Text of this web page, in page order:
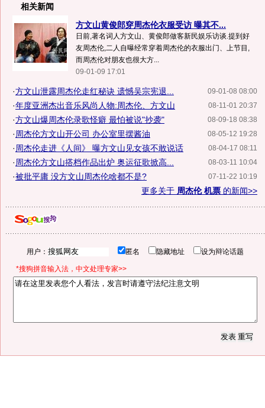
相关新闻
方文山黄俊郎穿周杰伦衣服受访 曝其不...
日前,著名词人方文山、黄俊郎做客新民娱乐访谈.提到好
友周杰伦,二人自曝经常穿着周杰伦的衣服出门、上节目,
而周杰伦对朋友也很大方...
09-01-09 17:01
09-01-08 08:00
·方文山泄露周杰伦走红秘诀 遗憾吴宗宪退...
08-11-01 20:37
·年度亚洲杰出音乐风尚人物:周杰伦、方文山
08-09-18 08:38
·方文山爆周杰伦录歌怪癖 最怕被说"抄袭"
08-05-12 19:28
· 周杰伦方文山开公司 办公室里摆酱油
08-04-17 08:11
· 周杰伦走进《人间》 曝方文山见女孩不敢说话
08-03-11 10:04
· 周杰伦方文山搭档作品出炉 奥运征歌掀高...
07-11-22 10:19
·被批平庸 没方文山周杰伦啥都不是?
更多关于 周杰伦 机票 的新闻>>
用户： 匿名 隐藏地址 设为辩论话题
*搜狗拼音输入法，中文处理专家>>